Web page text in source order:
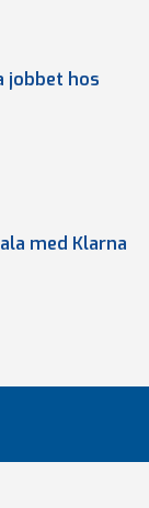
jobbet hos
med Klarna